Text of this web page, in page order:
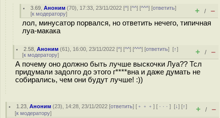
3.69 ,Аноним (70), 17:33, 23/11/2022 [^] [^^] [^^^] [ответить]
[к модератору] + / –
лол, минусатор порвался, но ответить нечего, типичная
луа-макака
2.58 ,Аноним (61), 16:00, 23/11/2022 [^] [^^] [^^^] [ответить][↑]
[к модератору] + / –
А почему оно должно быть лучше выскочки Луа?? Тсл
придумали задолго до этого г****вна и даже думать не
собирались, чем они будут лучше! :))
1.23 ,Аноним (23), 14:28, 23/11/2022 [ответить] [ ﹢﹢﹢] [ · · ·][↓] [↑]
[к модератору] + / –